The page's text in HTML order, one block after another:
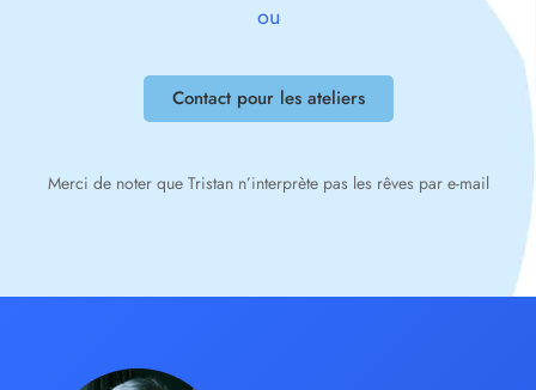
ou
Contact pour les ateliers
Merci de noter que Tristan n’interprète pas les rêves par e-mail